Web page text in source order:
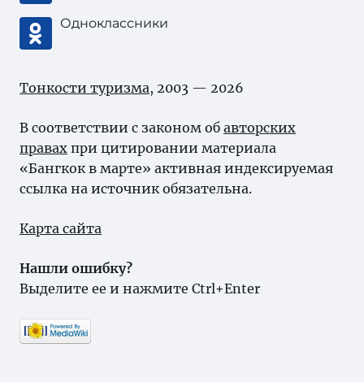
Одноклассники
Тонкости туризма, 2003 — 2026
В соответствии с законом об авторских
правах при цитировании материала
«Бангкок в марте» активная индексируемая
ссылка на источник обязательна.
Карта сайта
Нашли ошибку?
Выделите ее и нажмите Ctrl+Enter